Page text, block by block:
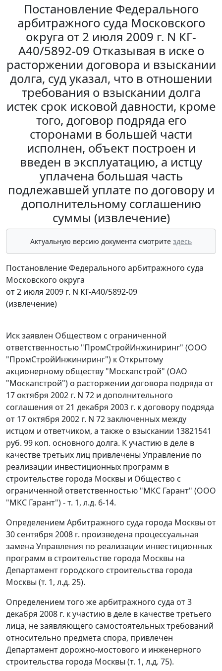
Постановление Федерального
арбитражного суда Московского
округа от 2 июля 2009 г. N КГ-
А40/5892-09 Отказывая в иске о
расторжении договора и взыскании
долга, суд указал, что в отношении
требования о взыскании долга
истек срок исковой давности, кроме
того, договор подряда его
сторонами в большей части
исполнен, объект построен и
введен в эксплуатацию, а истцу
уплачена большая часть
подлежавшей уплате по договору и
дополнительному соглашению
суммы (извлечение)
Актуальную версию документа смотрите здесь
Постановление Федерального арбитражного суда
Московского округа
от 2 июля 2009 г. N КГ-А40/5892-09
(извлечение)
Иск заявлен Обществом с ограниченной
ответственностью "ПромСтройИнжиниринг" (ООО
"ПромСтройИнжиниринг") к Открытому
акционерному обществу "Москапстрой" (ОАО
"Москапстрой") о расторжении договора подряда от
17 октября 2002 г. N 72 и дополнительного
соглашения от 21 декабря 2003 г. к договору подряда
от 17 октября 2002 г. N 72 заключенных между
истцом и ответчиком, а также о взыскании 13821541
руб. 99 коп. основного долга. К участию в деле в
качестве третьих лиц привлечены Управление по
реализации инвестиционных программ в
строительстве города Москвы и Общество с
ограниченной ответственностью "МКС Гарант" (ООО
"МКС Гарант") - т. 1, л.д. 6-14.
Определением Арбитражного суда города Москвы от
30 сентября 2008 г. произведена процессуальная
замена Управления по реализации инвестиционных
программ в строительстве города Москвы на
Департамент городского строительства города
Москвы (т. 1, л.д. 25).
Определением того же арбитражного суда от 3
декабря 2008 г. к участию в деле в качестве третьего
лица, не заявляющего самостоятельных требований
относительно предмета спора, привлечен
Департамент дорожно-мостового и инженерного
строительства города Москвы (т. 1, л.д. 75).